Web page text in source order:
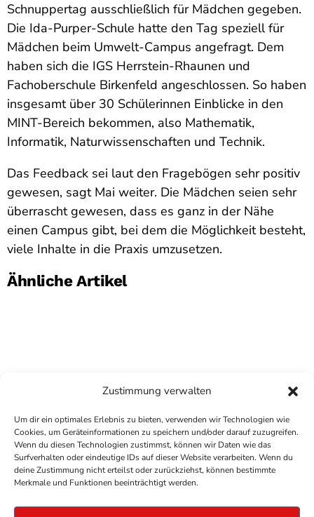
Zustimmung verwalten
Um dir ein optimales Erlebnis zu bieten, verwenden wir Technologien wie
Cookies, um Geräteinformationen zu speichern und/oder darauf zuzugreifen.
Wenn du diesen Technologien zustimmst, können wir Daten wie das
Surfverhalten oder eindeutige IDs auf dieser Website verarbeiten. Wenn du
deine Zustimmung nicht erteilst oder zurückziehst, können bestimmte
Merkmale und Funktionen beeinträchtigt werden.
Schnuppertag ausschließlich für Mädchen gegeben.
Die Ida-Purper-Schule hatte den Tag speziell für
Mädchen beim Umwelt-Campus angefragt. Dem
haben sich die IGS Herrstein-Rhaunen und
Fachoberschule Birkenfeld angeschlossen. So haben
insgesamt über 30 Schülerinnen Einblicke in den
MINT-Bereich bekommen, also Mathematik,
Informatik, Naturwissenschaften und Technik.
Das Feedback sei laut den Fragebögen sehr positiv
gewesen, sagt Mai weiter. Die Mädchen seien sehr
überrascht gewesen, dass es ganz in der Nähe
einen Campus gibt, bei dem die Möglichkeit besteht,
viele Inhalte in die Praxis umzusetzen.
Ähnliche Artikel
COPYRIGHTANTENNE BAD KREUZNACH